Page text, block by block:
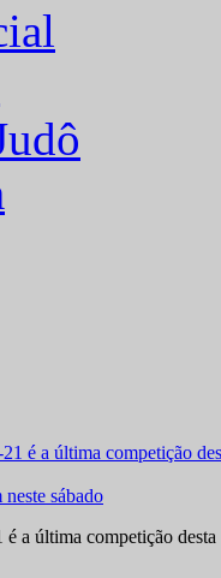
sábado
a última competição